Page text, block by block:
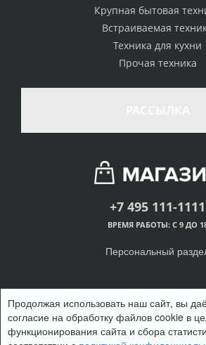
Крупная бытовая
Встраиваемая
Техника для кухни
Прочая техника
+7 495 111-1111
ВРЕМЯ РАБОТЫ: С 9 ДО
Персональный
© Интернет-магазин
Наверх
Войти Регистрация
Продолжая использовать наш сайт, вы
согласие на обработку файлов cookie в
функционирования сайта и сбора